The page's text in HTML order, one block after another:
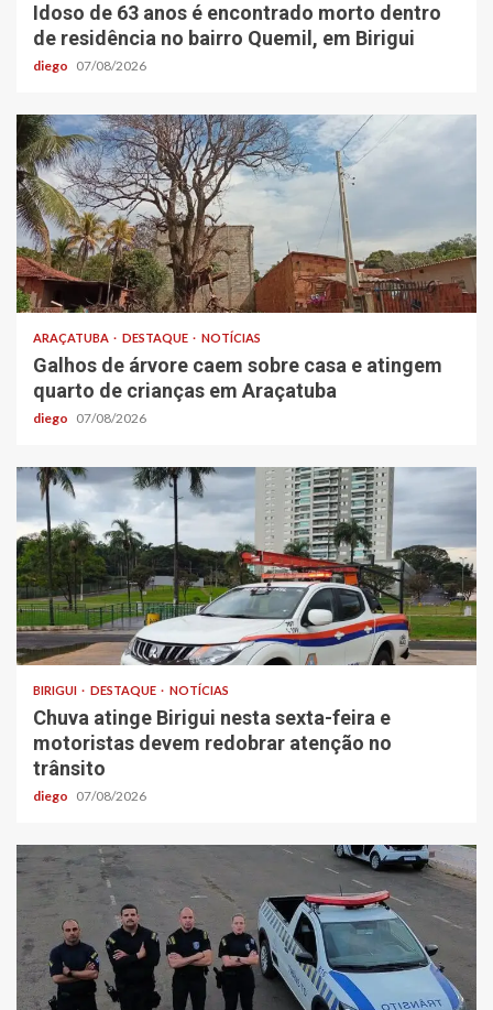
Idoso de 63 anos é encontrado morto dentro
de residência no bairro Quemil, em Birigui
diego 07/08/2026
ARAÇATUBA DESTAQUE NOTÍCIAS
Galhos de árvore caem sobre casa e atingem
quarto de crianças em Araçatuba
diego 07/08/2026
BIRIGUI DESTAQUE NOTÍCIAS
Chuva atinge Birigui nesta sexta-feira e
motoristas devem redobrar atenção no
trânsito
diego 07/08/2026